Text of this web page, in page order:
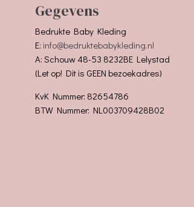
Gegevens
Bedrukte Baby Kleding
E: info@bedruktebabykleding.nl
A: Schouw 48-53 8232BE Lelystad
(Let op! Dit is GEEN bezoekadres)
KvK Nummer: 82654786
BTW Nummer: NL003709428B02